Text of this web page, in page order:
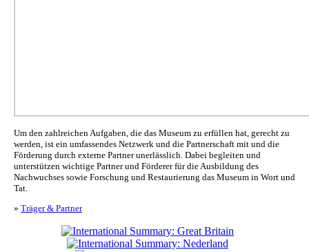
Um den zahlreichen Aufgaben, die das Museum zu erfüllen hat, gerecht zu
werden, ist ein umfassendes Netzwerk und die Partnerschaft mit und die
Förderung durch externe Partner unerlässlich. Dabei begleiten und
unterstützen wichtige Partner und Förderer für die Ausbildung des
Nachwuchses sowie Forschung und Restaurierung das Museum in Wort und
Tat.
» Träger & Partner